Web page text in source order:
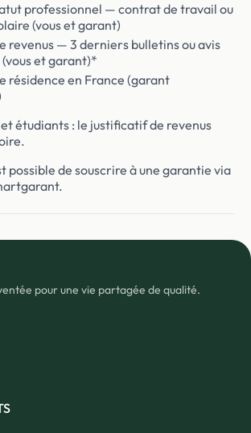
professionnel — contrat de travail ou
(vous et garant)
revenus — 3 derniers bulletins ou avis
et garant)*
résidence en France (garant
étudiants : le justificatif de revenus
possible de souscrire à une garantie via
pour une vie partagée de qualité.